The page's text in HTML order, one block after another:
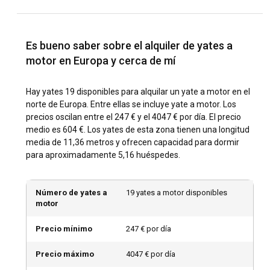
La mejor época para alquilar un yate a motor en el Norte de
Europa varía dependiendo del país. En general, los meses de
de sol, perfectas para explorar las principales atracciones
de la región y participar en varios festivales.
¿Cómo es el clima y las condiciones de
navegación en el Norte de Europa?
perfecto para la navegación. La región experimenta vientos
moderados, lo que la hace adecuada para principiantes de
que aumenta el disfrute de las actividades relacionadas con
Es bueno saber sobre el alquiler de yates a
motor en Europa y cerca de mí
Hay yates 19 disponibles para alquilar un yate a motor en el
norte de Europa. Entre ellas se incluye yate a motor. Los
precios oscilan entre el 247 € y el 4047 € por día. El precio
medio es 604 €. Los yates de esta zona tienen una longitud
media de 11,36 metros y ofrecen capacidad para dormir
para aproximadamente 5,16 huéspedes.
Número de yates a
motor
19 yates a motor disponibles
Precio mínimo 247 € por día
Precio máximo 4047 € por día